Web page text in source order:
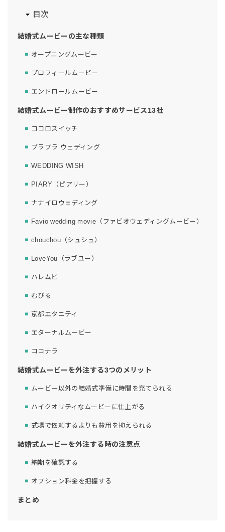
目次
結婚式ムービーの主な種類
オープニングムービー
プロフィールムービー
エンドロールムービー
結婚式ムービー制作のおすすめサービス13社
ココロスイッチ
ブラプラ ウェディング
WEDDING WISH
PIARY（ピアリー）
ナナイロウェディング
Favio wedding movie（ファビオウェディングムービー）
chouchou（シュシュ）
LoveYou（ラブユー）
ハレムビ
むびる
京都エタニティ
エターナルムービー
ココナラ
結婚式ムービーを外注する3つのメリット
ムービー以外の結婚式準備に時間を充てられる
ハイクオリティなムービーに仕上がる
式場で依頼するよりも費用を抑えられる
結婚式ムービーを外注する時の注意点
納期を確認する
オプション料金を把握する
まとめ